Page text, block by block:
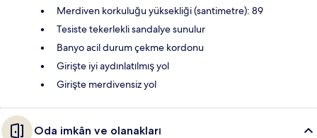
Merdiven korkuluğu yüksekliği (santimetre): 89
Tesiste tekerlekli sandalye sunulur
Banyo acil durum çekme kordonu
Girişte iyi aydınlatılmış yol
Girişte merdivensiz yol
Oda imkân ve olanakları